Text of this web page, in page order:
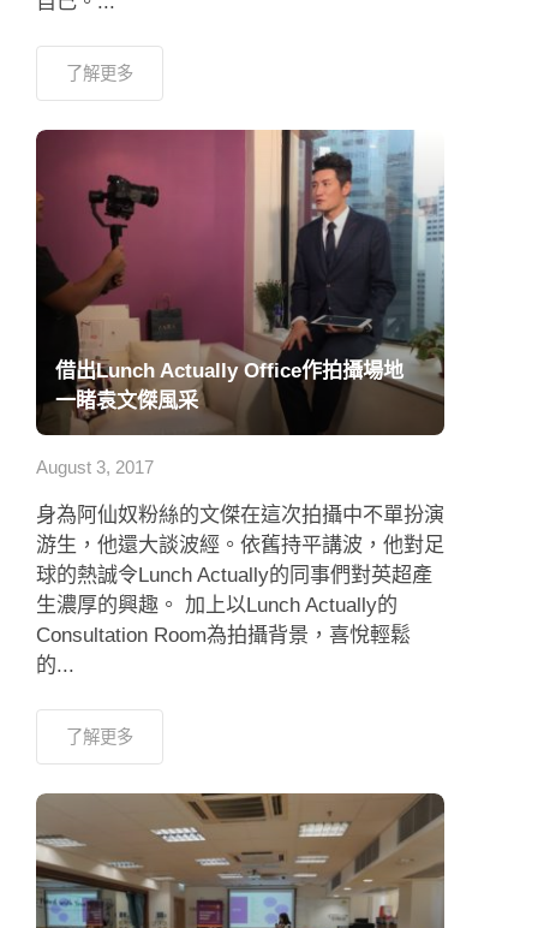
了解更多
借出Lunch Actually Office作拍攝場地
一睹袁文傑風采
August 3, 2017
身為阿仙奴粉絲的文傑在這次拍攝中不單扮演
游生，他還大談波經。依舊持平講波，他對足
球的熱誠令Lunch Actually的同事們對英超產
生濃厚的興趣。 加上以Lunch Actually的
Consultation Room為拍攝背景，喜悅輕鬆
的...
了解更多